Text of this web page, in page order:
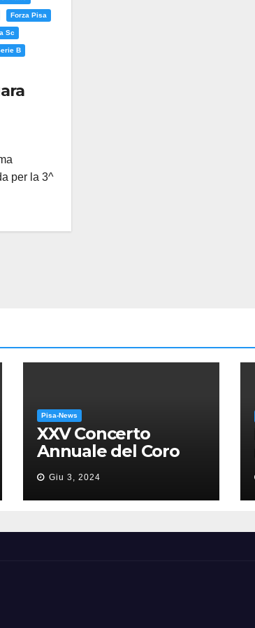
Forza Pisa
Sc
B
per la 3^
Pisa-News
XXV Concerto
Annuale del Coro
dell’Università: la
“Messa in gloria” di
Giacomo Puccini
Giu 3, 2024